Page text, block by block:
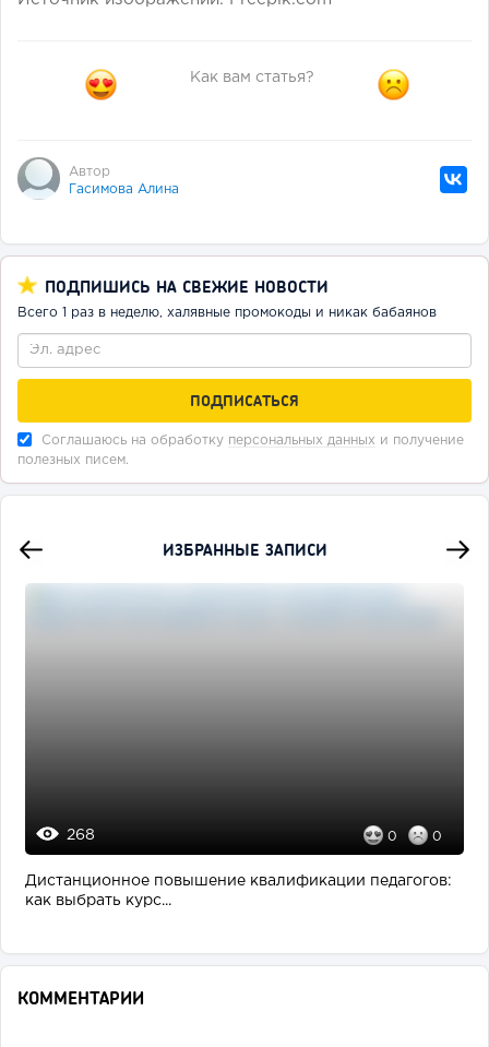
Как вам статья?
Автор
Гасимова Алина
ПОДПИШИСЬ НА СВЕЖИЕ НОВОСТИ
Всего 1 раз в неделю, халявные промокоды и никак бабаянов
Соглашаюсь на обработку персональных данных и получение
полезных писем.
ИЗБРАННЫЕ ЗАПИСИ
268 0 0
Дистанционное повышение квалификации педагогов:
как выбрать курс...
КОММЕНТАРИИ